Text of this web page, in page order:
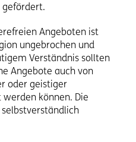
gefördert.
Angeboten ist
ungebrochen und
Verständnis sollten
Angebote auch von
oder geistiger
können. Die